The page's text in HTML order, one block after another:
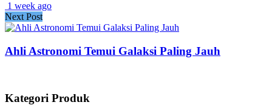
1 week ago
Next Post
Ahli Astronomi Temui Galaksi Paling Jauh
Kategori Produk